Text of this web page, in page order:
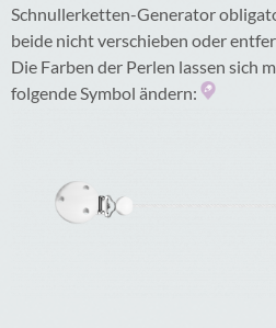
Schnullerketten-Generator
beide nicht verschieben oder
Die Farben der Perlen lassen sich
folgende Symbol ändern: